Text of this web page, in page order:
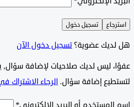
تسجيل دخول
عضوية؟تسجيل دخول الآن
ليس لديك صلاحيات لإضافة سؤال, يجب
إضافة سؤال.الرجاء الاشتراك في